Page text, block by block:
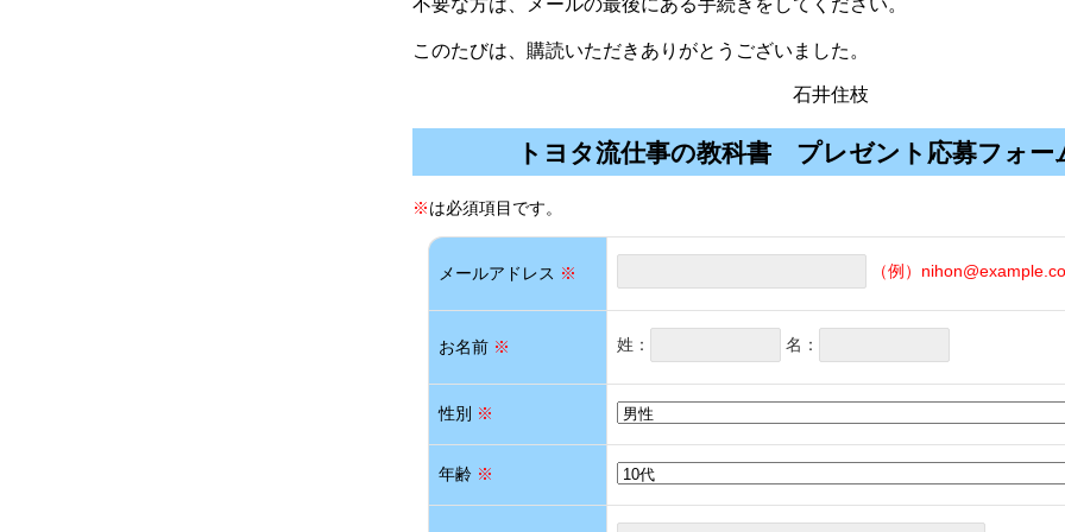
不要な方は、メールの最後にある手続きをしてください。
このたびは、購読いただきありがとうございました。
石井住枝
トヨタ流仕事の教科書 プレゼント応募フォー
※は必須項目です。
メールアドレス ※ （例）
お名前 ※ 姓： 名：
性別 ※
年齢 ※